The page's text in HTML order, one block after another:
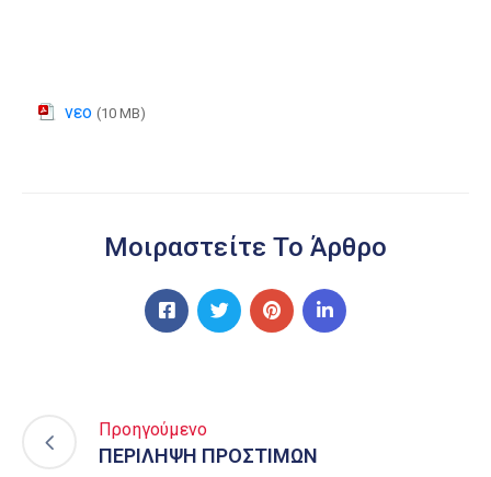
νεο (10 MB)
Μοιραστείτε Το Άρθρο
Προηγούμενο
ΠΕΡΙΛΗΨΗ ΠΡΟΣΤΙΜΩΝ